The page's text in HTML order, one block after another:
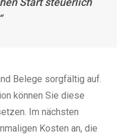
Belege sorgfältig auf.
können Sie diese
Im nächsten
Kosten an, die